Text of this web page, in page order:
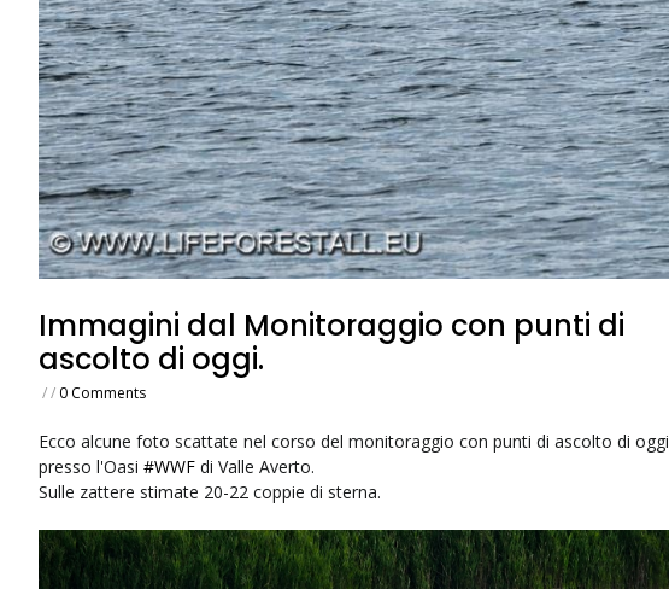
Immagini dal Monitoraggio con punti di
ascolto di oggi.
// 0 Comments
Ecco alcune foto scattate nel corso del monitoraggio con punti di ascolto di oggi
presso l'Oasi #WWF di Valle Averto.
Sulle zattere stimate 20-22 coppie di sterna.